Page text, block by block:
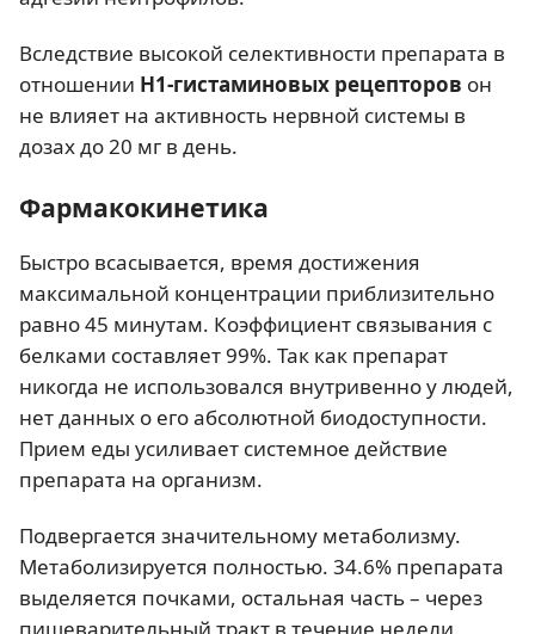
Вследствие высокой селективности препарата в
отношении Н1-гистаминовых рецепторов он
не влияет на активность нервной системы в
дозах до 20 мг в день.
Фармакокинетика
Быстро всасывается, время достижения
максимальной концентрации приблизительно
равно 45 минутам. Коэффициент связывания с
белками составляет 99%. Так как препарат
никогда не использовался внутривенно у людей,
нет данных о его абсолютной биодоступности.
Прием еды усиливает системное действие
препарата на организм.
Подвергается значительному метаболизму.
Метаболизируется полностью. 34.6% препарата
выделяется почками, остальная часть – через